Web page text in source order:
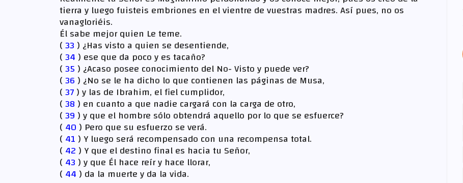
tierra y luego fuisteis embriones en el vientre de vuestras madres. Así pues, no os
vanagloriéis.
Él sabe mejor quien Le teme.
(33 ) ¿Has visto a quien se desentiende,
(34 ) ese que da poco y es tacaño?
(35 ) ¿Acaso posee conocimiento del No- Visto y puede ver?
(36 ) ¿No se le ha dicho lo que contienen las páginas de Musa,
(37) y las de Ibrahim, el fiel cumplidor,
(38 ) en cuanto a que nadie cargará con la carga de otro,
(39 ) y que el hombre sólo obtendrá aquello por lo que se esfuerce?
( 40 ) Pero que su esfuerzo se verá.
( 41 ) Y luego será recompensado con una recompensa total.
( 42 ) Y que el destino final es hacia tu Señor,
( 43 ) y que Él hace reír y hace llorar,
( 44 ) da la muerte y da la vida.